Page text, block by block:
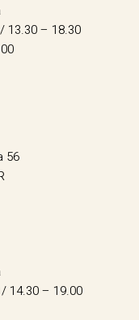
13.30 – 18.30
56
14.30 – 19.00